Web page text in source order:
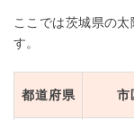
ここでは茨城県の
す。
都道府県 市